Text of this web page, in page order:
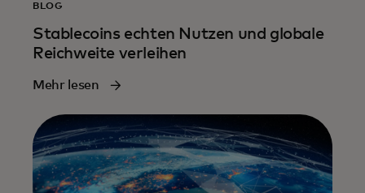
BLOG
Stablecoins echten Nutzen und globale
Reichweite verleihen
Mehr lesen